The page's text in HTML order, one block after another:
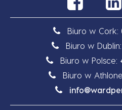
Biuro w Cork:
Biuro w Dublin:
Biuro w Polsce:
Biuro w